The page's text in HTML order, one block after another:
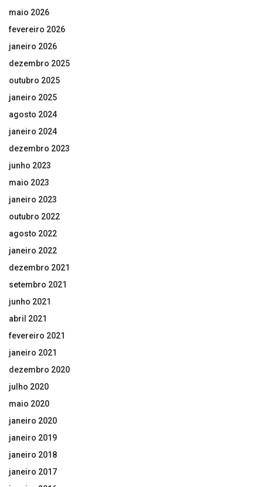
maio 2026
fevereiro 2026
janeiro 2026
dezembro 2025
outubro 2025
janeiro 2025
agosto 2024
janeiro 2024
dezembro 2023
junho 2023
maio 2023
janeiro 2023
outubro 2022
agosto 2022
janeiro 2022
dezembro 2021
setembro 2021
junho 2021
abril 2021
fevereiro 2021
janeiro 2021
dezembro 2020
julho 2020
maio 2020
janeiro 2020
janeiro 2019
janeiro 2018
janeiro 2017